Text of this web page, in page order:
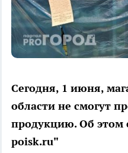
Сегодня, 1 июня,
области не смогут
продукцию. Об этом
poisk.ru"